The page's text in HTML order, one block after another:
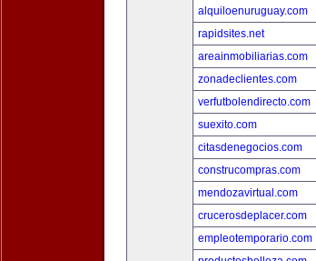
alquiloenuruguay.com
rapidsites.net
areainmobiliarias.com
zonadeclientes.com
verfutbolendirecto.com
suexito.com
citasdenegocios.com
construcompras.com
mendozavirtual.com
crucerosdeplacer.com
empleotemporario.com